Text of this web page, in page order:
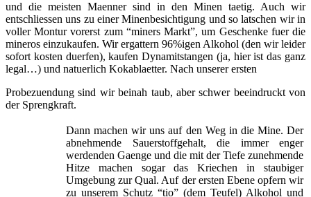
und die meisten Maenner sind in den Minen taetig. Auch wir
entschliessen uns zu einer Minenbesichtigung und so latschen wir in
voller Montur vorerst zum “miners Markt”, um Geschenke fuer die
mineros einzukaufen. Wir ergattern 96%igen Alkohol (den wir leider
sofort kosten duerfen), kaufen Dynamitstangen (ja, hier ist das ganz
legal…) und natuerlich Kokablaetter. Nach unserer ersten
Probezuendung sind wir beinah taub, aber schwer beeindruckt von
der Sprengkraft.
Dann machen wir uns auf den Weg in die Mine. Der
abnehmende Sauerstoffgehalt, die immer enger
werdenden Gaenge und die mit der Tiefe zunehmende
Hitze machen sogar das Kriechen in staubiger
Umgebung zur Qual. Auf der ersten Ebene opfern wir
zu unserem Schutz “tio” (dem Teufel) Alkohol und